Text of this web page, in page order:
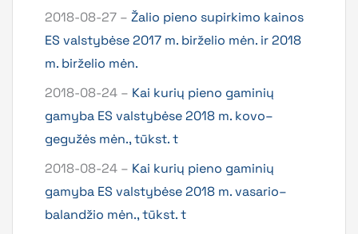
2018-08-27 – Žalio pieno supirkimo kainos
ES valstybėse 2017 m. birželio mėn. ir 2018
m. birželio mėn.
2018-08-24 – Kai kurių pieno gaminių
gamyba ES valstybėse 2018 m. kovo–
gegužės mėn., tūkst. t
2018-08-24 – Kai kurių pieno gaminių
gamyba ES valstybėse 2018 m. vasario–
balandžio mėn., tūkst. t